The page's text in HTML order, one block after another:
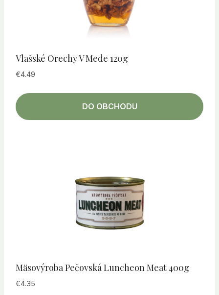
Vlašské Orechy V Mede 120g
€4.49
DO OBCHODU
Mäsovýroba Pečovská Luncheon Meat 400g
€4.35